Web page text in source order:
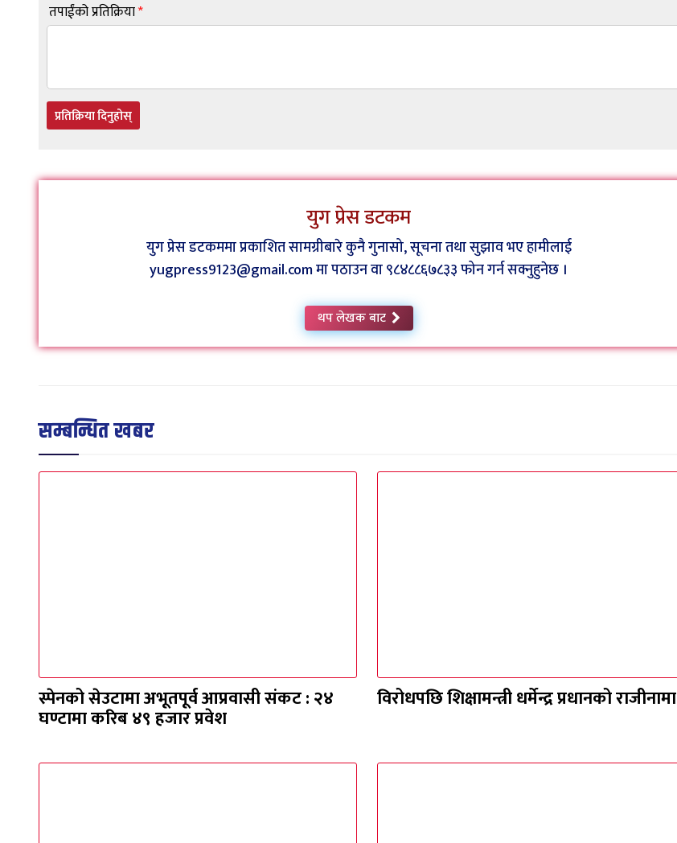
तपाईंको प्रतिक्रिया*
प्रतिक्रिया दिनुहोस्
युग प्रेस डटकम
युग प्रेस डटकममा प्रकाशित सामग्रीबारे कुनै गुनासो, सूचना तथा सुझाव भए हामीलाई
yugpress9123@gmail.com मा पठाउन वा ९८४८८६७८३३ फोन गर्न सक्नुहुनेछ ।
थप लेखक बाट
सम्बन्धित खबर
स्पेनको सेउटामा अभूतपूर्व आप्रवासी संकट : २४
घण्टामा करिब ४९ हजार प्रवेश
विरोधपछि शिक्षामन्त्री धर्मेन्द्र प्रधानको राजीनामा